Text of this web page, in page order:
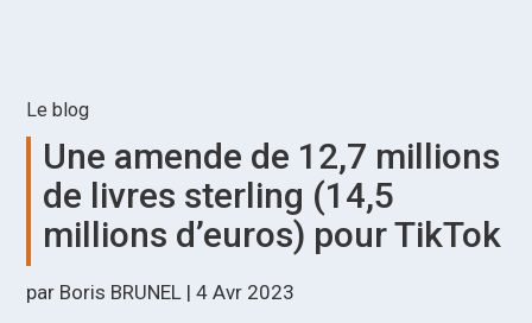
Le blog
Une amende de 12,7 millions
de livres sterling (14,5
millions d’euros) pour TikTok
par Boris BRUNEL |4 Avr 2023